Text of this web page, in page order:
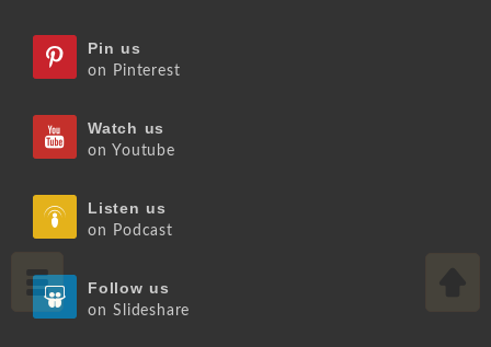
Pin us
on Pinterest
Watch us
on Youtube
Listen us
on Podcast
Follow us
on Slideshare